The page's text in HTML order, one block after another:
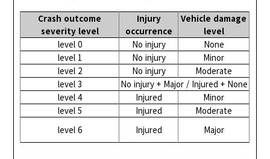
Crash outcome
severity level
Injury
occurrence
Vehicle damage
level
level 0
No injury
None
level 1
No injury
Minor
level 2
No injury
Moderate
level 3
No injury + Major / Injured + None
level 4
Injured
Minor
level 5
Injured
Moderate
level 6
Injured Major